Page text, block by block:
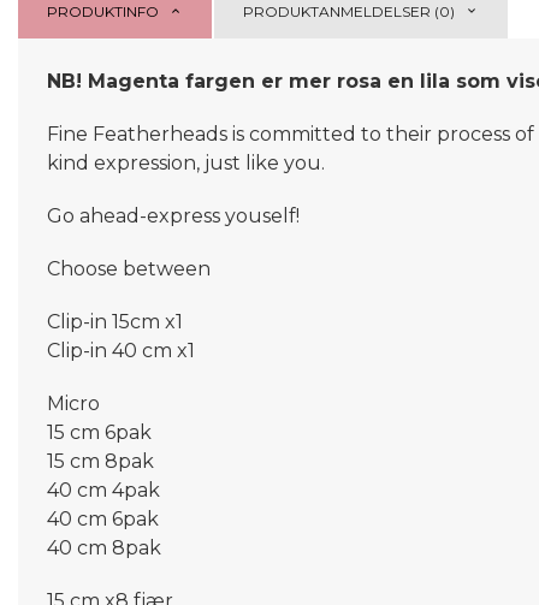
PRODUKTINFO PRODUKTANMELDELSER (0)
NB! Magenta fargen er mer rosa en lila som
Fine Featherheads is committed to their process
kind expression, just like you.
Go ahead-express youself!
Choose between
Clip-in 15cm x1
Clip-in 40 cm x1
Micro
15 cm 6pak
15 cm 8pak
40 cm 4pak
40 cm 6pak
40 cm 8pak